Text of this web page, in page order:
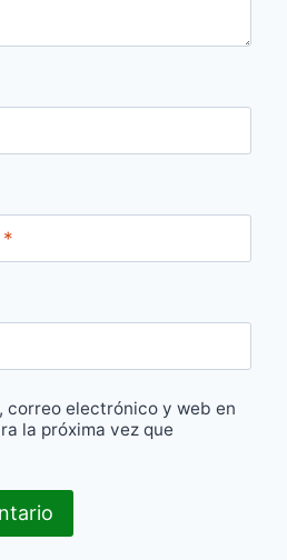
*
correo electrónico y web en
la próxima vez que